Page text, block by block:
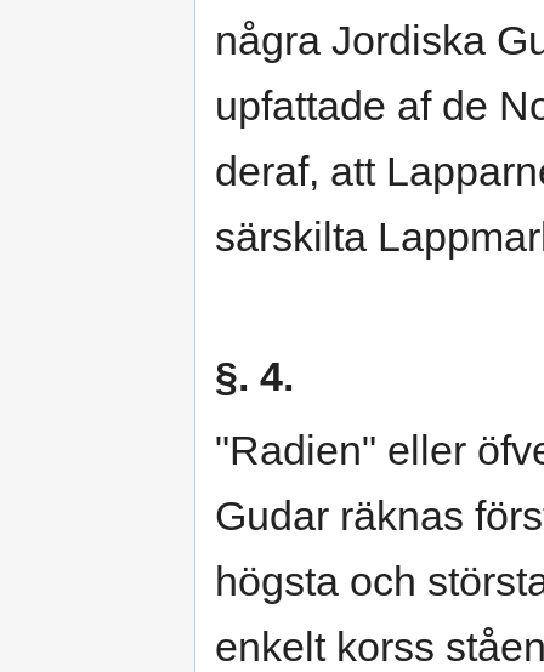
några Jordiska
upfattade af de
deraf, att
särskilta
§. 4.
"Radien" eller
Gudar räknas
högsta och
enkelt korss